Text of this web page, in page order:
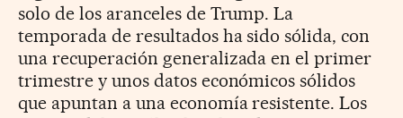
solo de los aranceles de Trump. La
temporada de resultados ha sido sólida, con
una recuperación generalizada en el primer
trimestre y unos datos económicos sólidos
que apuntan a una economía resistente. Los